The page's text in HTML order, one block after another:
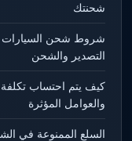
شحنتك
شروط شحن السيارات
التصدير والشحن
كيف يتم احتساب
والعوامل المؤثرة
السلع الممنوعة في